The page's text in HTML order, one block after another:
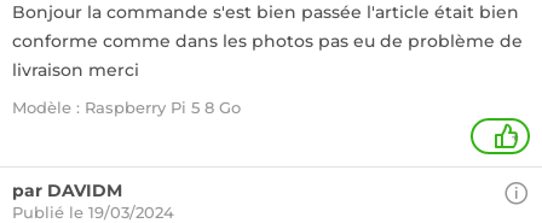
Bonjour la commande s'est bien passée l'article était bien
conforme comme dans les photos pas eu de problème de
livraison merci
Modèle : Raspberry Pi 5 8 Go
+
par DAVIDM
Publié le 19/03/2024